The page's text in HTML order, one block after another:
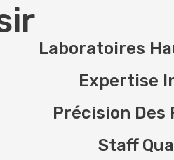
Laboratoires
Expertise
Précision Des
Staff